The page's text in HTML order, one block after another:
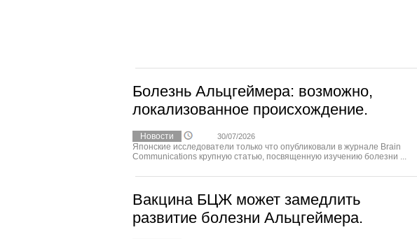
Болезнь Альцгеймера: возможно,
локализованное происхождение.
Новости 30/07/2026
Японские исследователи только что опубликовали в журнале Brain
Communications крупную статью, посвященную изучению болезни ...
Вакцина БЦЖ может замедлить
развитие болезни Альцгеймера.